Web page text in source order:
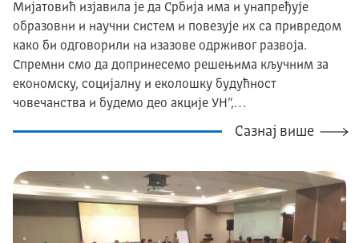
Мијатовић изјавила је да Србија има и унапређује
образовни и научни систем и повезује их са привредом
како би одговорили на изазове одрживог развоја.
Спремни смо да допринесемо решењима кључним за
економску, социјалну и еколошку будућност
човечанства и будемо део акције УН“,…
Сазнај више